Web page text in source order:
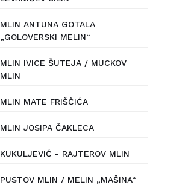
MLIN ANTUNA GOTALA
„GOLOVERSKI MELIN“
MLIN IVICE ŠUTEJA / MUCKOV
MLIN
MLIN MATE FRIŠČIĆA
MLIN JOSIPA ČAKLECA
KUKULJEVIĆ - RAJTEROV MLIN
PUSTOV MLIN / MELIN „MAŠINA“